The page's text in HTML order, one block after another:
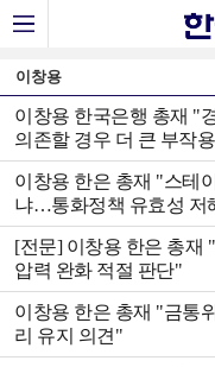
이창용
이창용 한국은행 총재 "
의존할 경우 더 큰 부작
이창용 한은 총재 "스테
냐…통화정책 유효성 저
[전문] 이창용 한은 총재
압력 완화 적절 판단"
이창용 한은 총재 "금통
리 유지 의견"